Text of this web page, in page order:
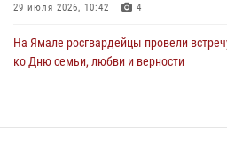
29 июля 2026, 10:42 4
На Ямале росгвардейцы провели
ко Дню семьи, любви и верности